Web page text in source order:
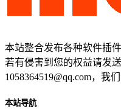
本站整合发布各种软件插
若有侵害到您的权益请发
1058364519@qq.com，我
本站导航